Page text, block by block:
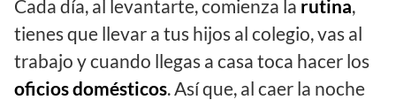
Cada día, al levantarte, comienza la rutina,
tienes que llevar a tus hijos al colegio, vas al
trabajo y cuando llegas a casa toca hacer los
oficios domésticos. Así que, al caer la noche